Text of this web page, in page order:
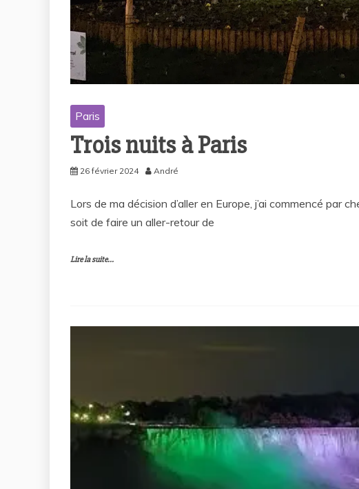
Paris
Trois nuits à Paris
26 février 2024 André
Lors de ma décision d’aller en Europe, j’ai commencé par
soit de faire un aller-retour de
Lire la suite...